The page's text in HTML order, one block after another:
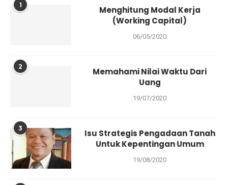
1
Menghitung Modal Kerja
(Working Capital)
06/05/2020
2
Memahami Nilai Waktu Dari
Uang
19/07/2020
3
Isu Strategis Pengadaan Tanah
Untuk Kepentingan Umum
19/08/2020